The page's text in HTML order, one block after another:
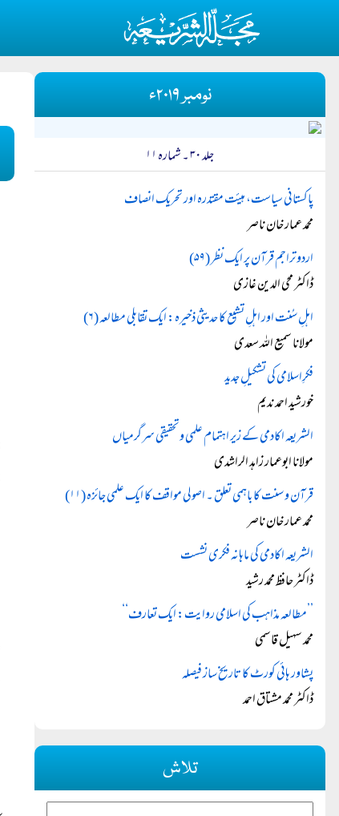
نومبر ۲۰۱۹ء
جلد ۳۰ ۔ شمارہ ۱۱
پاکستانی سیاست، ہیئت مقتدرہ اور تحریک انصاف
محمد عمار خان ناصر
اردو تراجم قرآن پر ایک نظر (۵۹)
ڈاکٹر محی الدین غازی
اہلِ سُنت اور اہلِ تشیع کا حدیثی ذخیرہ: ایک تقابلی مطالعہ (۶)
مولانا سمیع اللہ سعدی
فکرِاسلامی کی تشکیلِ جدید
خورشید احمد ندیم
الشریعہ اکادمی کے زیر اہتمام علمی وتحقیقی سرگرمیاں
مولانا ابوعمار زاہد الراشدی
قرآن و سنت کا باہمی تعلق ۔ اصولی مواقف کا ایک علمی جائزہ (۱۱)
محمد عمار خان ناصر
الشریعہ اکادمی کی ماہانہ فکری نشست
ڈاکٹر حافظ محمد رشید
’’مطالعہ مذاہب کی اسلامی روایت: ایک تعارف‘‘
محمد سہیل قاسمی
پشاور ہائی کورٹ کا تاریخ ساز فیصلہ
ڈاکٹر محمد مشتاق احمد
تلاش